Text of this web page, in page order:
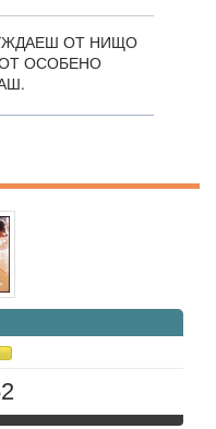
ОТ НИЩО
ОСОБЕНО